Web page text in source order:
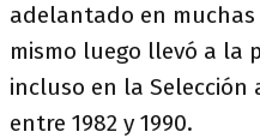
adelantado en
mismo luego llevó a la
incluso en la
entre 1982 y 1990.